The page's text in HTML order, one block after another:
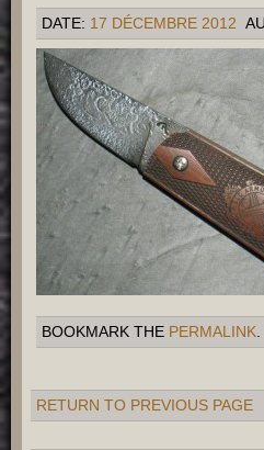
DATE: 17 DÉCEMBRE 2012
BOOKMARK THE PERMALINK
RETURN TO PREVIOUS PAGE